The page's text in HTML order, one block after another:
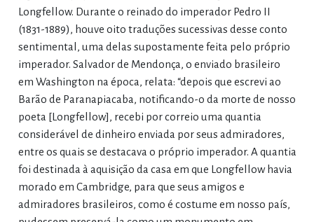
Longfellow. Durante o reinado do imperador Pedro II
(1831-1889), houve oito traduções sucessivas desse conto
sentimental, uma delas supostamente feita pelo próprio
imperador. Salvador de Mendonça, o enviado brasileiro
em Washington na época, relata: “depois que escrevi ao
Barão de Paranapiacaba, notificando-o da morte de nosso
poeta [Longfellow], recebi por correio uma quantia
considerável de dinheiro enviada por seus admiradores,
entre os quais se destacava o próprio imperador. A quantia
foi destinada à aquisição da casa em que Longfellow havia
morado em Cambridge, para que seus amigos e
admiradores brasileiros, como é costume em nosso país,